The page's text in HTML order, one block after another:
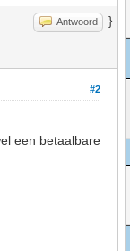
Antwoord }
#2
een betaalbare